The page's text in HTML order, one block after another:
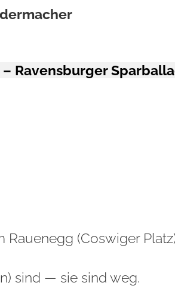
Ravensburger
Rauenegg (Coswiger
sind — sie sind weg.